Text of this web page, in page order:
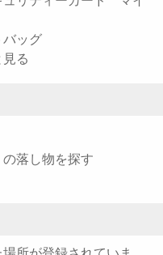
バッグ
る
落し物を探す